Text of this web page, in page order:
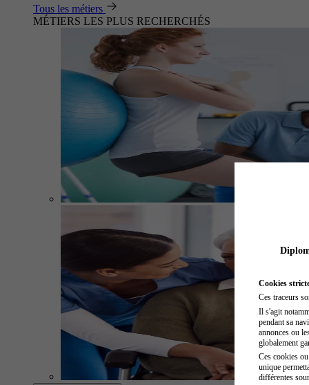
Tous les métiers
MÉTIERS LES PLUS RECHERCHÉS
Cookies
Ces traceurs
Il s'agit
pendant sa
annonces ou
globalement
Ces cookies
unique
différentes